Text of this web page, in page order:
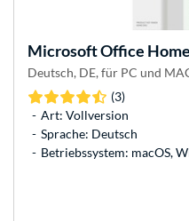
MicrosoftOffice
Deutsch, DE, für PC und
(3)
Art: Vollversion
Sprache: Deutsch
Betriebssystem: macOS,